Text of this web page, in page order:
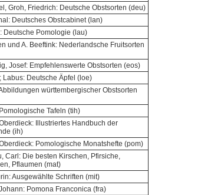
Groh, Friedrich: Deutsche Obstsorten (deu)
Deutsches Obstcabinet (lan)
Deutsche Pomologie (lau)
und A. Beeftink: Nederlandsche Fruitsorten
Josef: Empfehlenswerte Obstsorten (eos)
Labus: Deutsche Äpfel (loe)
württembergischer Obstsorten
Tafeln (tih)
Illustriertes Handbuch der
(ih)
Pomologische Monatshefte (pom)
Carl: Die besten Kirschen, Pfirsiche,
Pflaumen (mat)
Ausgewählte Schriften (mit)
Pomona Franconica (fra)